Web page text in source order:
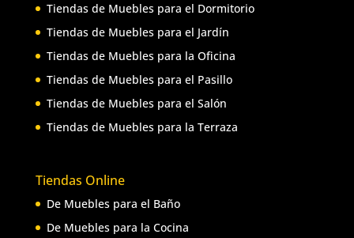
Tiendas de Muebles para el Dormitorio
Tiendas de Muebles para el Jardín
Tiendas de Muebles para la Oficina
Tiendas de Muebles para el Pasillo
Tiendas de Muebles para el Salón
Tiendas de Muebles para la Terraza
Tiendas Online
De Muebles para el Baño
De Muebles para la Cocina